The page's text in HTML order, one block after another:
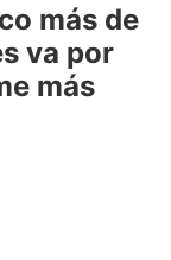
más de
va por
más